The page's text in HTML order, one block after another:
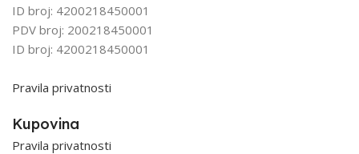
ID broj: 4200218450001
PDV broj: 200218450001
ID broj: 4200218450001
Pravila privatnosti
Kupovina
Pravila privatnosti